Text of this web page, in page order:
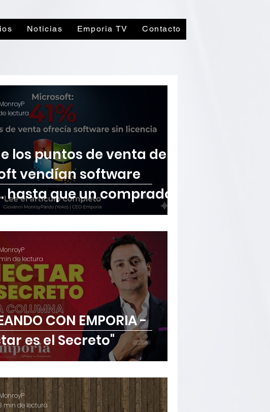
Noticias Emporia TV Contacto
los puntos de venta de
vendían software
hasta que un comprador
lo reveló.
lectura
CON EMPORIA -
es el Secreto"
de lectura
min de lectura